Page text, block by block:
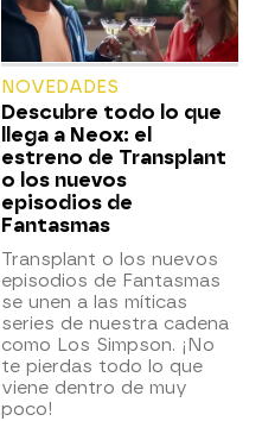
NOVEDADES
Descubre todo lo que
llega a Neox: el
estreno de Transplant
o los nuevos
episodios de
Fantasmas
Transplant o los nuevos
episodios de Fantasmas
se unen a las míticas
series de nuestra cadena
como Los Simpson. ¡No
te pierdas todo lo que
viene dentro de muy
poco!